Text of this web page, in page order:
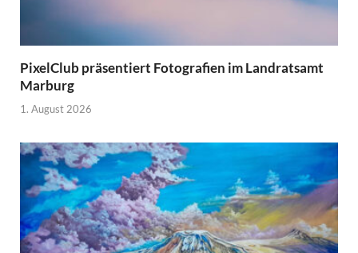
PixelClub präsentiert Fotografien im Landratsamt
Marburg
1. August 2026